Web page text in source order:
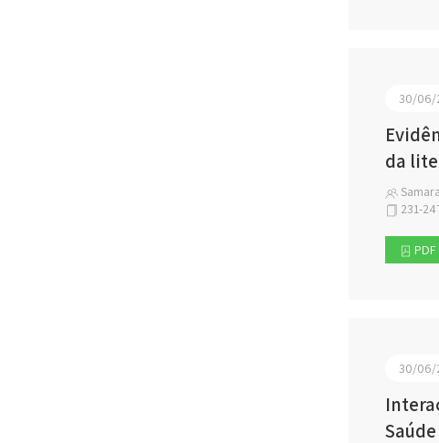
30/06/
da
231-
PDF
30/06/